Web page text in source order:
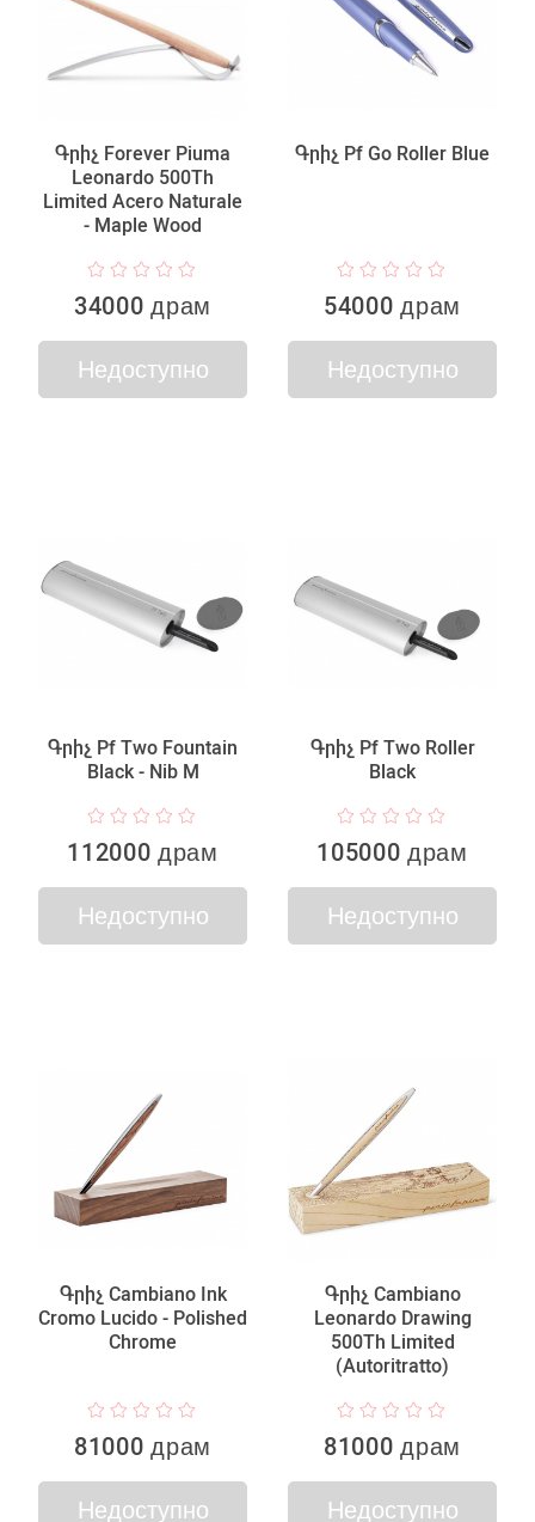
Գրիչ Forever Piuma
Leonardo 500Th
Limited Acero Naturale
- Maple Wood
34000 драм
Недоступно
Գրիչ Pf Go Roller Blue
54000 драм
Недоступно
Գրիչ Pf Two Fountain
Black - Nib M
112000 драм
Недоступно
Գրիչ Pf Two Roller
Black
105000 драм
Недоступно
Գրիչ Cambiano Ink
Cromo Lucido - Polished
Chrome
81000 драм
Недоступно
Գրիչ Cambiano
Leonardo Drawing
500Th Limited
(Autoritratto)
81000 драм
Недоступно